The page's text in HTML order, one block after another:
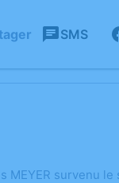
SMS
survenu